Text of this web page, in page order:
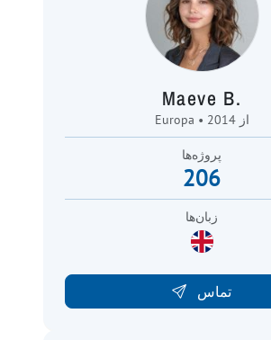
Maeve B.
Europa • از 2014
پروژه‌ها
206
زبان‌ها
تماس